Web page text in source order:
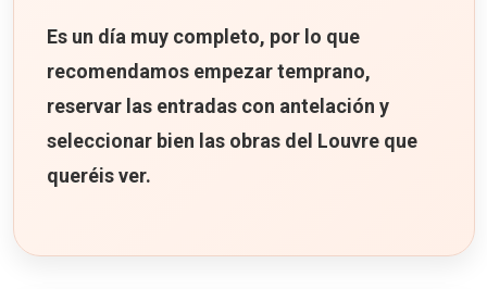
Es un día muy completo, por lo que
recomendamos empezar temprano,
reservar las entradas con antelación y
seleccionar bien las obras del Louvre que
queréis ver.